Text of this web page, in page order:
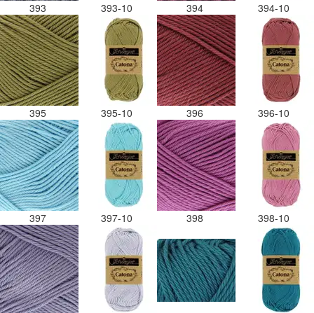
393 393-10 394 394-10
395 395-10 396 396-10
397 397-10 398 398-10